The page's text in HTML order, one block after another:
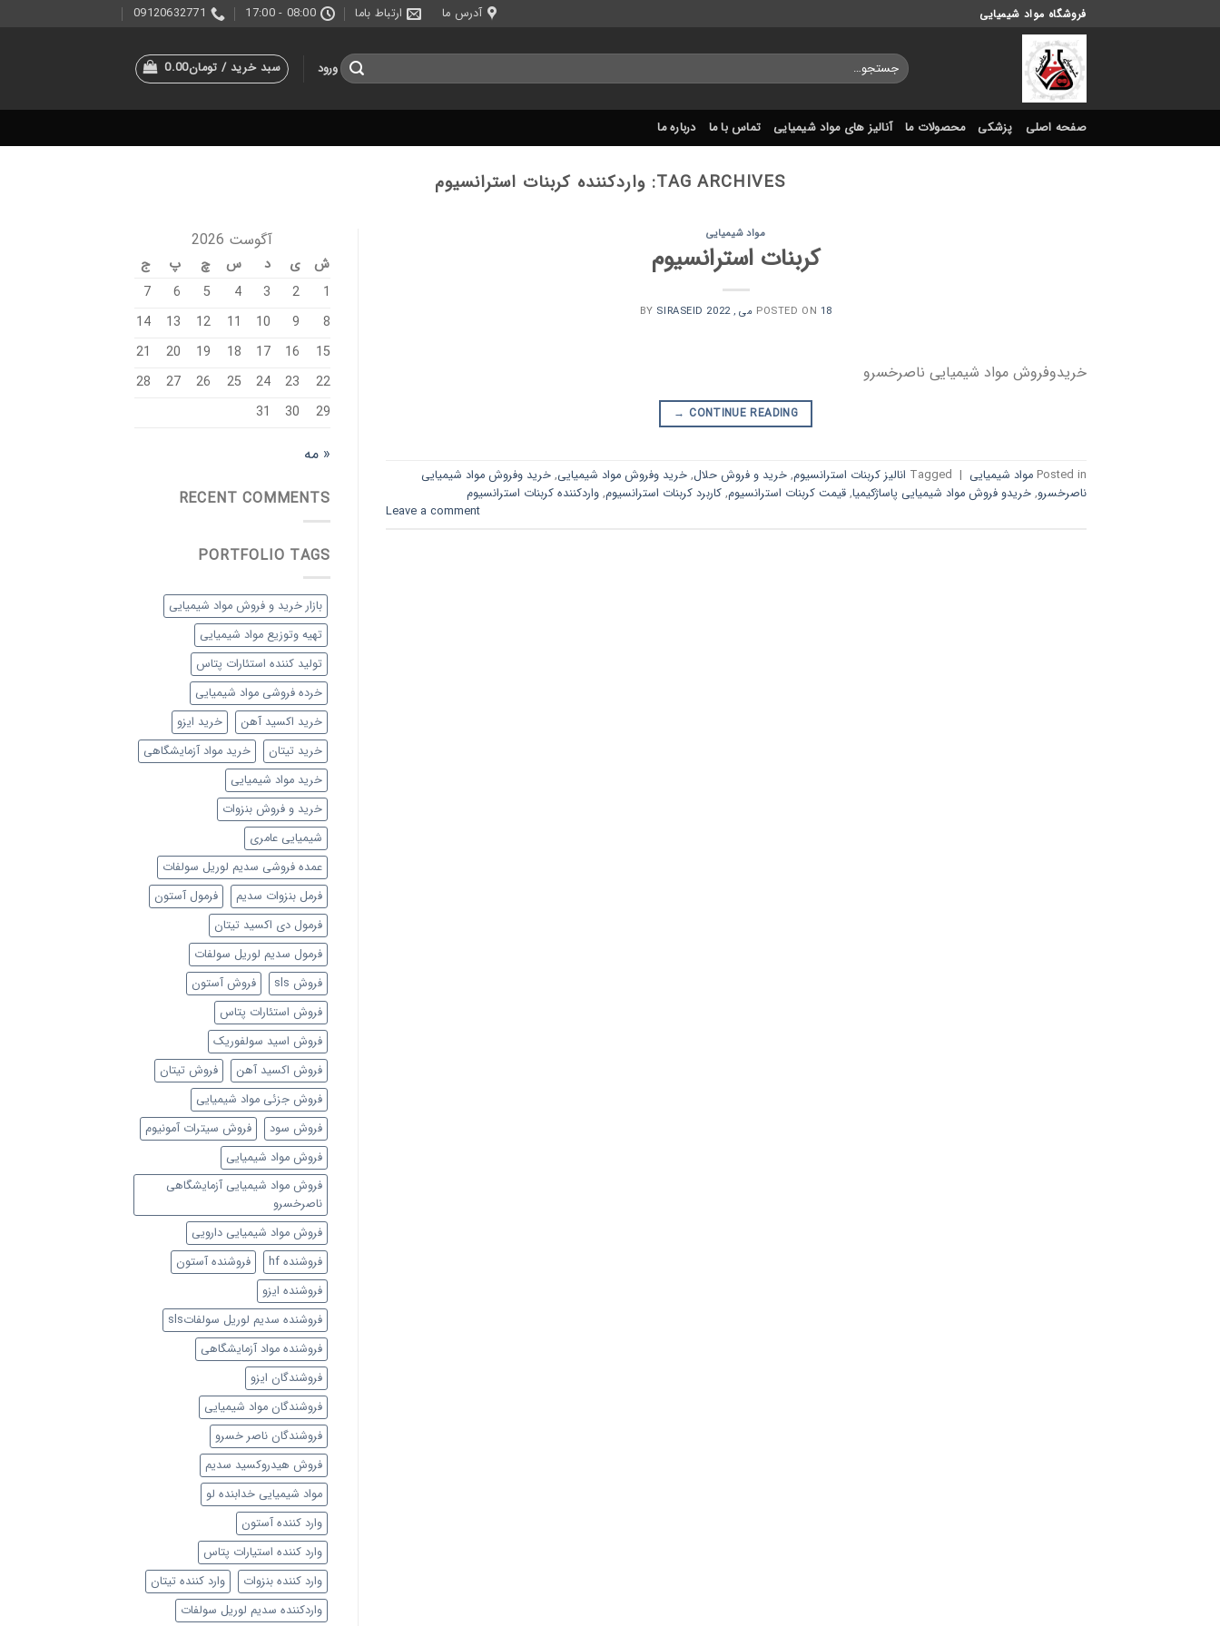
فروشگاه مواد شیمیایی آدرس ما ارتباط باما 08:00 - 17:00
09120632771
جستجو
برای:
ورود سبد خرید / تومان0.00
صفحه اصلی پزشکی محصولات ما آنالیز های مواد شیمیایی تماس با ما درباره ما
TAG ARCHIVES: واردکننده کربنات استرانسیوم
مواد شیمیایی
کربنات استرانسیوم
POSTED ON 18 می , 2022 SIRASEID
خریدوفروش مواد شیمیایی ناصرخسرو
CONTINUE READING
→
Posted in مواد شیمیایی |
Tagged انالیز کربنات استرانسیوم, خرید و فروش حلال, خرید وفروش مواد شیمیایی, خرید وفروش مواد شیمیایی
ناصرخسرو, خریدو فروش مواد شیمیایی پاساژکیمیا, قیمت کربنات استرانسیوم, کاربرد کربنات استرانسیوم, واردکننده کربنات استرانسیوم
Leave a comment
آگوست 2026
ش ی د س چ پ
ج
1
2
3
4
5
6
7
8
9
10
11
12
13
14
15
16
17
18
19
20
21
22
23
24
25
26
27
28
29
30
31
« مه
RECENT COMMENTS
PORTFOLIO TAGS
بازار خرید و فروش مواد شیمیایی
تهیه وتوزیع مواد شیمیایی
تولید کننده استئارات پتاس
خرده فروشی مواد شیمیایی
خرید اکسید آهن
خرید ایزو
خرید تیتان
خرید مواد آزمایشگاهی
خرید مواد شیمیایی
خرید و فروش بنزوات
شیمیایی عامری
عمده فروشی سدیم لوریل سولفات
فرمل بنزوات سدیم
فرمول آستون
فرمول دی اکسید تیتان
فرمول سدیم لوریل سولفات
فروش sls
فروش آستون
فروش استئارات پتاس
فروش اسید سولفوریک
فروش اکسید آهن
فروش تیتان
فروش جزئی مواد شیمیایی
فروش سود
فروش سیترات آمونیوم
فروش مواد شیمیایی
فروش مواد شیمیایی آزمایشگاهی
ناصرخسرو
فروش مواد شیمیایی دارویی
فروشنده hf
فروشنده آستون
فروشنده ایزو
فروشنده سدیم لوریل سولفاتsls
فروشنده مواد آزمایشگاهی
فروشندگان ایزو
فروشندگان مواد شیمیایی
فروشندگان ناصر خسرو
فروش هیدروکسید سدیم
مواد شیمیایی خدابنده لو
وارد کننده آستون
وارد کننده استیارات پتاس
وارد کننده بنزوات
وارد کننده تیتان
واردکننده سدیم لوریل سولفات